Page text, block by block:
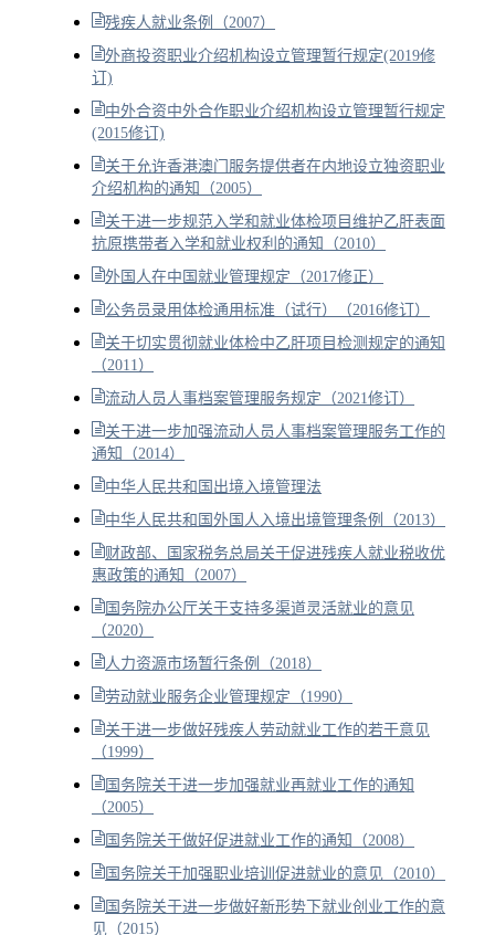
残疾人就业条例（2007）
外商投资职业介绍机构设立管理暂行规定(2019修
订)
中外合资中外合作职业介绍机构设立管理暂行规定
(2015修订)
关于允许香港澳门服务提供者在内地设立独资职业
介绍机构的通知（2005）
关于进一步规范入学和就业体检项目维护乙肝表面
抗原携带者入学和就业权利的通知（2010）
外国人在中国就业管理规定（2017修正）
公务员录用体检通用标准（试行）（2016修订）
关于切实贯彻就业体检中乙肝项目检测规定的通知
（2011）
流动人员人事档案管理服务规定（2021修订）
关于进一步加强流动人员人事档案管理服务工作的
通知（2014）
中华人民共和国出境入境管理法
中华人民共和国外国人入境出境管理条例（2013）
财政部、国家税务总局关于促进残疾人就业税收优
惠政策的通知（2007）
国务院办公厅关于支持多渠道灵活就业的意见
（2020）
人力资源市场暂行条例（2018）
劳动就业服务企业管理规定（1990）
关于进一步做好残疾人劳动就业工作的若干意见
（1999）
国务院关于进一步加强就业再就业工作的通知
（2005）
国务院关于做好促进就业工作的通知（2008）
国务院关于加强职业培训促进就业的意见（2010）
国务院关于进一步做好新形势下就业创业工作的意
见（2015）